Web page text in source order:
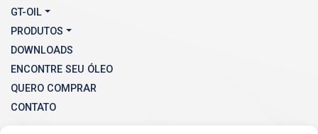
GT-OIL
PRODUTOS
DOWNLOADS
ENCONTRE SEU ÓLEO
QUERO COMPRAR
CONTATO